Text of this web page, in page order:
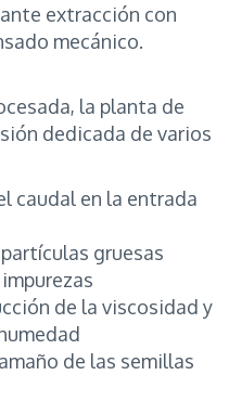
extracción con
mecánico.
la planta de
dedicada de varios
caudal en la entrada
gruesas
de la viscosidad y
de las semillas